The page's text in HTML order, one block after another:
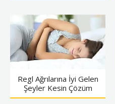
Regl Ağrılarına İyi Gelen
Şeyler Kesin Çözüm